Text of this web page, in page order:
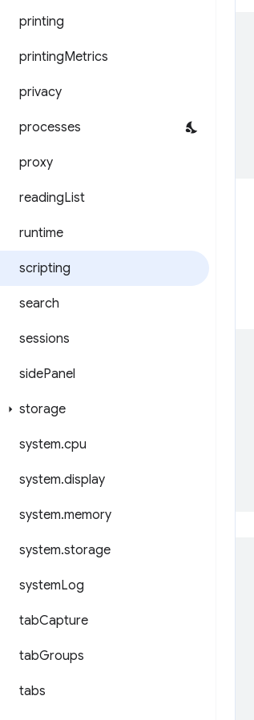
printing
printingMetrics
privacy
processes
proxy
readingList
runtime
scripting
search
sessions
sidePanel
storage
system.cpu
system.display
system.memory
system.storage
systemLog
tabCapture
tabGroups
tabs